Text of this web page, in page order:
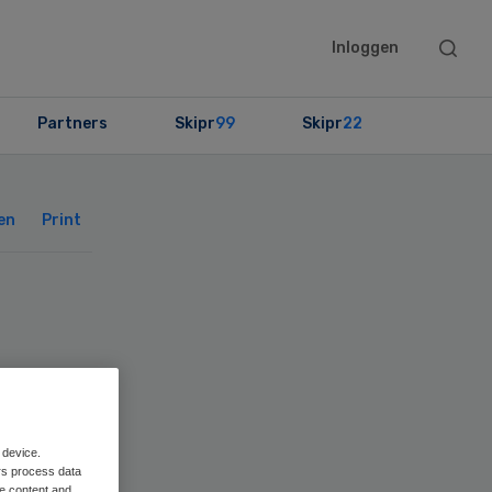
Inloggen
Search
Partners Skipr99 Skipr22
Print
process data
content and